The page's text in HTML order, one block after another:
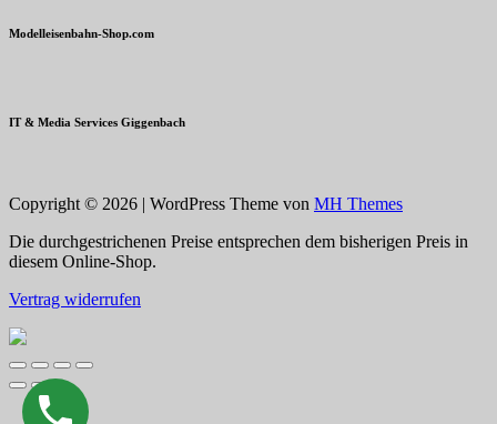
Modelleisenbahn-Shop.com
IT & Media Services Giggenbach
Copyright © 2026 | WordPress Theme von MH Themes
Die durchgestrichenen Preise entsprechen dem bisherigen Preis in
diesem Online-Shop.
Vertrag widerrufen